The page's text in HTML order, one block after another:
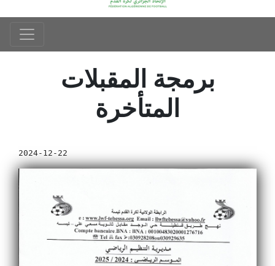
برمجة المقبلات
المتأخرة
2024-12-22